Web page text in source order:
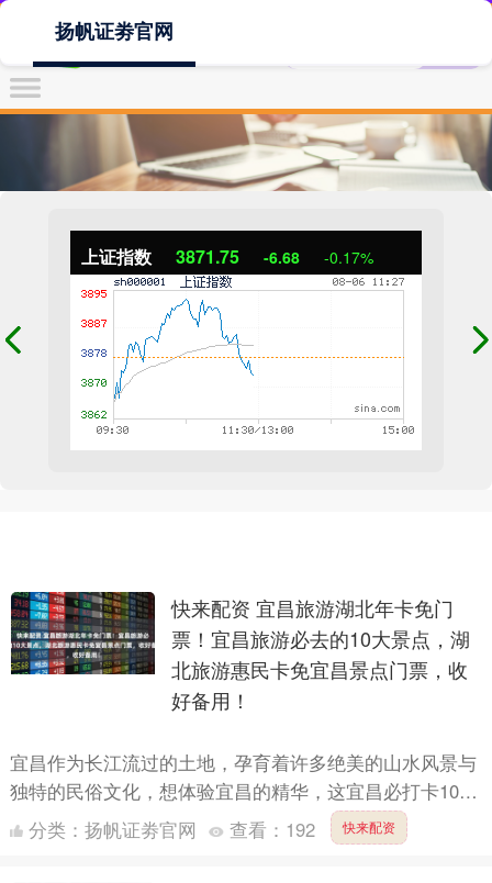
上证指数 3871.75 -6.68 -0.17%
扬帆证劵官网
快来配资 宜昌旅游湖北年卡免门
票！宜昌旅游必去的10大景点，湖
北旅游惠民卡免宜昌景点门票，收
好备用！
宜昌作为长江流过的土地，孕育着许多绝美的山水风景与
独特的民俗文化，想体验宜昌的精华，这宜昌必打卡10大
景点，一定要来看看！ 湖北旅游惠民卡免门票，购买湖
北旅游惠....
分类： 扬帆证劵官网 查看： 192 快来配资